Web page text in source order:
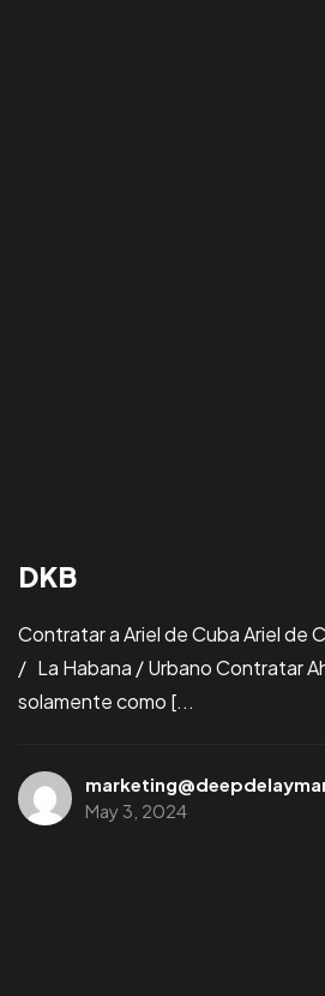
DKB
Contratar a Ariel de Cuba Ariel de
/ La Habana / Urbano Contratar
solamente como [...
May 3, 2024